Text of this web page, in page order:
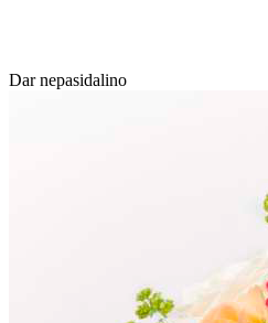
Dar nepasidalino